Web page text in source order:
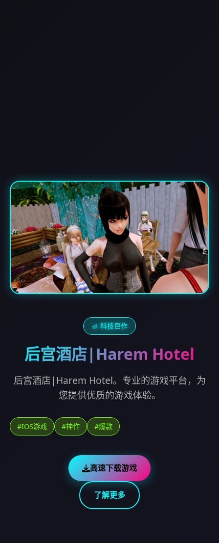
🚮 科技巨作
后宫酒店|Harem Hotel
后宫酒店|Harem Hotel。专业的游戏平台，为
您提供优质的游戏体验。
#IOS游戏 #神作 #爆款
高速下载游戏
了解更多